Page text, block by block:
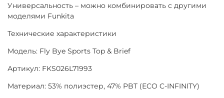
Универсальность – можно комбинировать с другими
моделями Funkita
Технические характеристики
Модель: Fly Bye Sports Top & Brief
Артикул: FKS026L71993
Материал: 53% полиэстер, 47% PBT (ECO C-INFINITY)